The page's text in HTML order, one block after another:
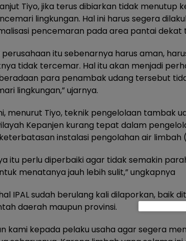
Tiyo, jika terus dibiarkan tidak menutup
lingkungan. Hal ini harus segera
pencemaran pada area pantai dekat
perusahaan itu sebenarnya harus aman,
tidak tercemar. Hal itu akan menjadi
para penambak udang tersebut
lingkungan,” ujarnya.
menurut Tiyo, teknik pengelolaan tambak
Kepanjen kurang tepat dalam
instalasi pengolahan air limbah
itu perlu diperbaiki agar tidak semakin
menatanya jauh lebih sulit,” ungkapnya
IPAL sudah berulang kali dilaporkan, baik
daerah maupun provinsi.
kami kepada pelaku usaha agar segera